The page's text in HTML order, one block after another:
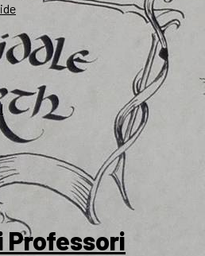
Professori